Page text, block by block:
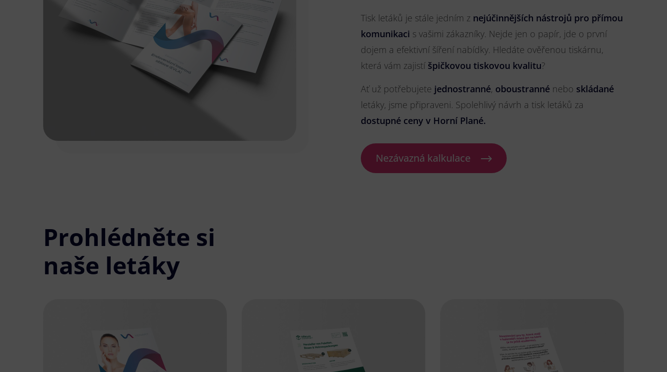
Tisk letáků je stále jedním z nejúčinnějších nástrojů pro přímou
komunikaci s vašimi zákazníky. Nejde jen o papír, jde o první
dojem a efektivní šíření nabídky. Hledáte ověřenou tiskárnu,
která vám zajistí špičkovou tiskovou kvalitu?
Ať už potřebujete jednostranné, oboustranné nebo skládané
letáky, jsme připraveni. Spolehlivý návrh a tisk letáků za
dostupné ceny v Horní Plané.
Nezávazná kalkulace
Prohlédněte si
naše letáky